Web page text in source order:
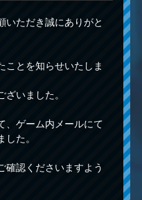
いただき誠にありがと
ことを知らせいたしま
いました。
、ゲーム内メールにて
た。
確認くださいますよう